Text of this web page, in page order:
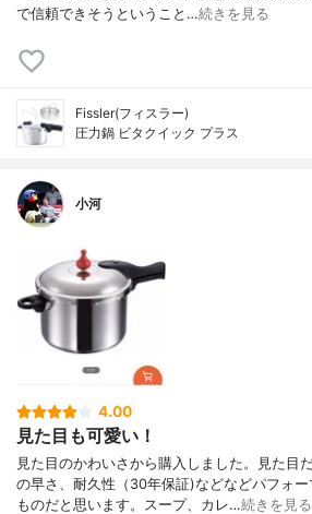
で信頼できそうということ…続きを見る
Fissler(フィスラー)
圧力鍋 ビタクイック プラス
小河
4.00
見た目も可愛い！
見た目のかわいさから購入しました。見た目
の早さ、耐久性（30年保証)などなどパフォ
ものだと思います。スープ、カレ…続きを見る